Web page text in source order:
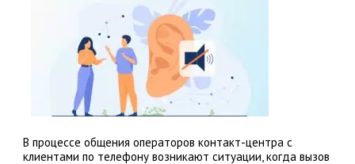
В процессе общения операторов контакт-центра с
клиентами по телефону возникают ситуации, когда вызов